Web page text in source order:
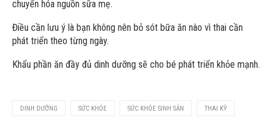
chuyển hóa nguồn sữa mẹ.
Điều cần lưu ý là bạn không nên bỏ sót bữa ăn nào vì thai cần
phát triển theo từng ngày.
Khẩu phần ăn đầy đủ dinh dưỡng sẽ cho bé phát triển khỏe mạnh.
DINH DƯỠNG SỨC KHỎE SỨC KHỎE SINH SẢN THAI KỲ